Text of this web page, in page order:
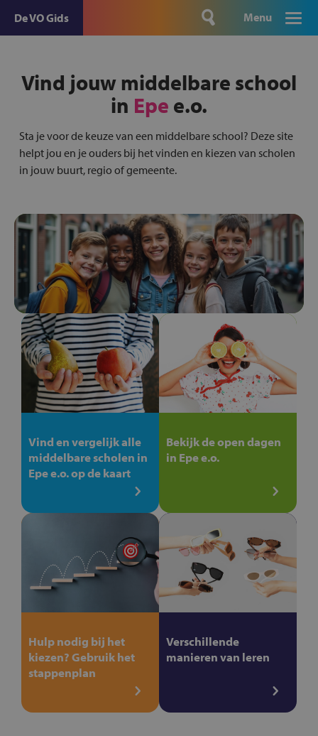
De VO Gids Menu
Vind jouw middelbare school
in Epe e.o.
Sta je voor de keuze van een middelbare school? Deze site
helpt jou en je ouders bij het vinden en kiezen van scholen
in jouw buurt, regio of gemeente.
Vind en vergelijk alle
middelbare scholen in
Epe e.o. op de kaart
Bekijk de open dagen
in Epe e.o.
Hulp nodig bij het
kiezen? Gebruik het
stappenplan
Verschillende
manieren van leren